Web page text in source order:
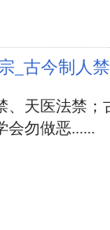
_古今制人
、天医法禁；
会勿做恶......